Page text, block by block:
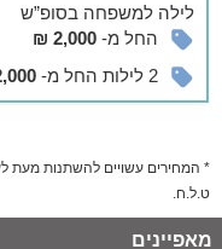
לילהלמשפחה בסופ”ש
החל מ-2,000 ₪
2 לילות החל מ-
₪
* המחירים עשויים להשתנות מעת
ט.ל.ח.
מאפיינים